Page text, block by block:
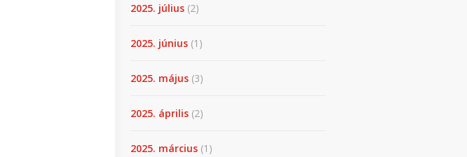
2025. július (2)
2025. június (1)
2025. május (3)
2025. április (2)
2025. március (1)